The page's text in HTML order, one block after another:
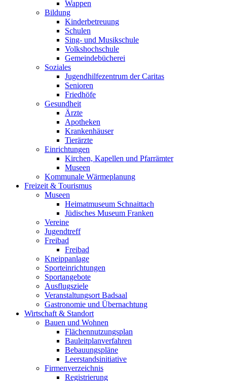
Wappen
Bildung
Kinderbetreuung
Schulen
Sing- und Musikschule
Volkshochschule
Gemeindebücherei
Soziales
Jugendhilfezentrum der Caritas
Senioren
Friedhöfe
Gesundheit
Ärzte
Apotheken
Krankenhäuser
Tierärzte
Einrichtungen
Kirchen, Kapellen und Pfarrämter
Museen
Kommunale Wärmeplanung
Freizeit & Tourismus
Museen
Heimatmuseum Schnaittach
Jüdisches Museum Franken
Vereine
Jugendtreff
Freibad
Freibad
Kneippanlage
Sporteinrichtungen
Sportangebote
Ausflugsziele
Veranstaltungsort Badsaal
Gastronomie und Übernachtung
Wirtschaft & Standort
Bauen und Wohnen
Flächennutzungsplan
Bauleitplanverfahren
Bebauungspläne
Leerstandsinitiative
Firmenverzeichnis
Registrierung